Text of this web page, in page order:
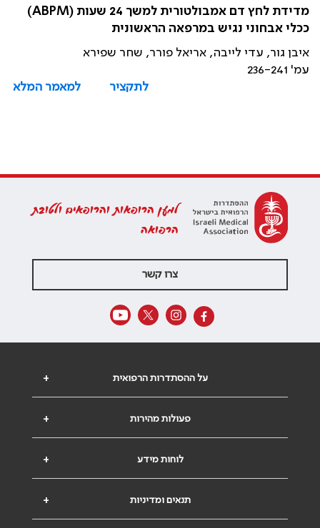
מדידת לחץ דם אמבולטורית למשך 24 שעות (ABPM)
ככלי אבחוני נגיש במרפאה הראשונית
איבן גור, עדי לייבה, אריאל פורר, שחר שפירא
עמ' 236-241
לתקציר
למאמר המלא
למען הרופאות והרופאים ולטובת
הרפואה
צרו קשר
+ על ההסתדרות הרפואית
+ פעולות מהירות
+ לוחות מידע
+ תנאים ומדיניות